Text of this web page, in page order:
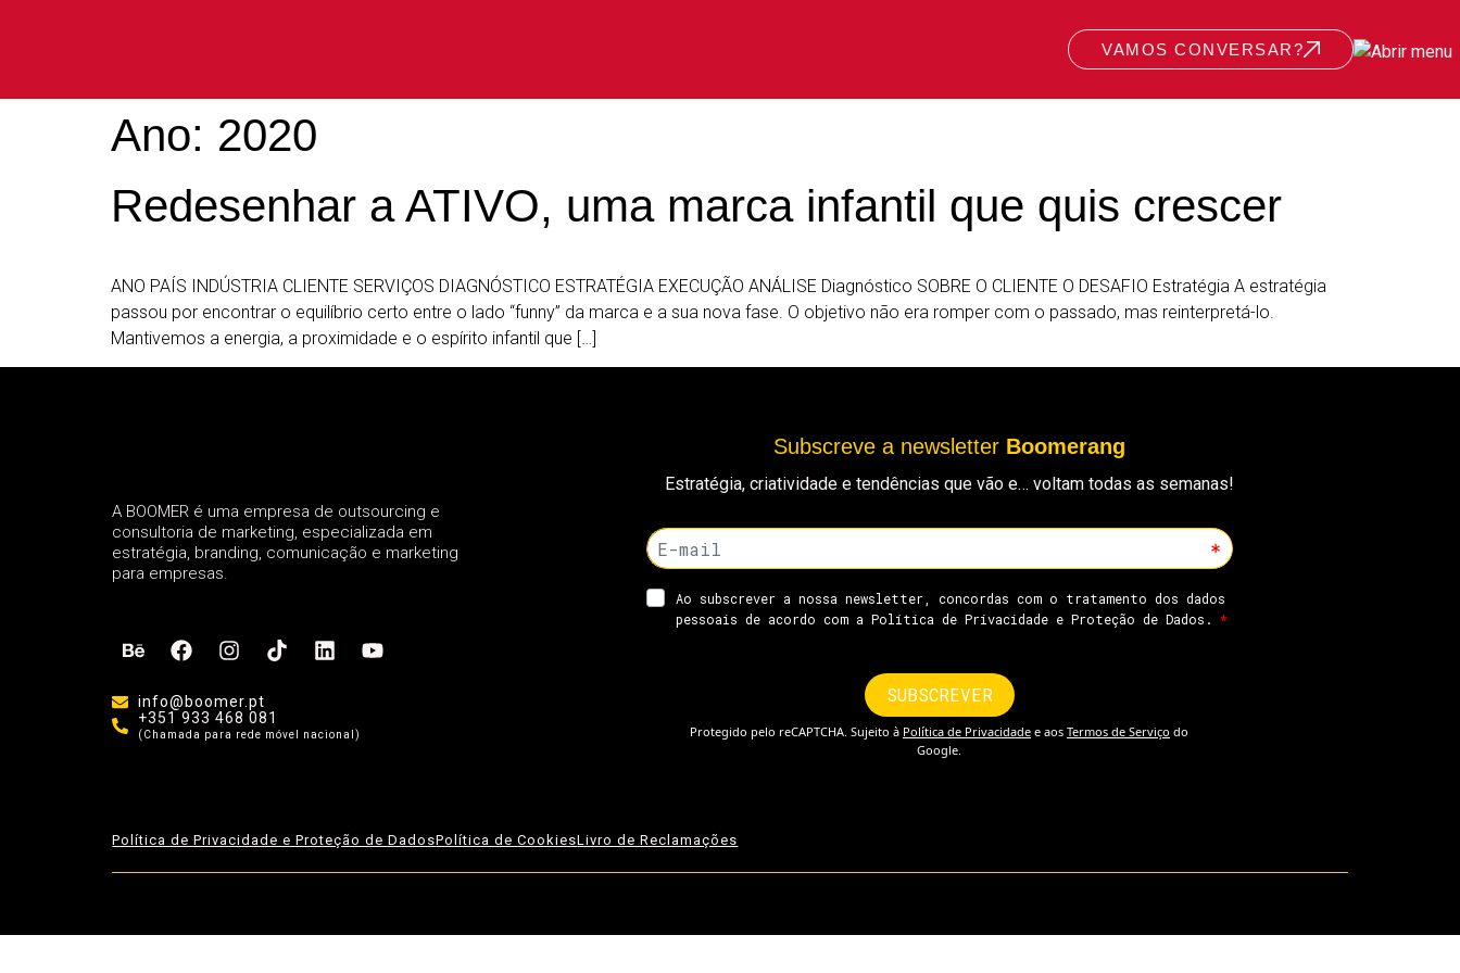
VAMOS CONVERSAR?
Ano: 2020
Redesenhar a ATIVO, uma marca infantil que quis crescer
ANO PAÍS INDÚSTRIA CLIENTE SERVIÇOS DIAGNÓSTICO ESTRATÉGIA EXECUÇÃO ANÁLISE Diagnóstico SOBRE O CLIENTE O DESAFIO Estratégia A estratégia
passou por encontrar o equilíbrio certo entre o lado “funny” da marca e a sua nova fase. O objetivo não era romper com o passado, mas reinterpretá-lo.
Mantivemos a energia, a proximidade e o espírito infantil que […]
A BOOMER é uma empresa de outsourcing e
consultoria de marketing, especializada em
estratégia, branding, comunicação e marketing
para empresas.
info@boomer.pt
+351 933 468 081
(Chamada para rede móvel nacional)
Subscreve a newsletter Boomerang
Estratégia, criatividade e tendências que vão e… voltam todas as semanas!
Política de Privacidade e Proteção de DadosPolítica de CookiesLivro de Reclamações